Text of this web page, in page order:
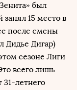
был
15 место в
после смены
Дидье Дигар)
сезоне Лиги
всего лишь
31-летнего